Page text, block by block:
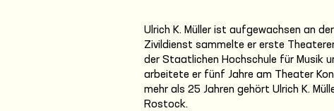
Ulrich K. Müller ist aufgewachsen an
Zivildienst sammelte er erste
der Staatlichen Hochschule für Musik
arbeitete er fünf Jahre am Theater
mehr als 25 Jahren gehört Ulrich K.
Rostock.